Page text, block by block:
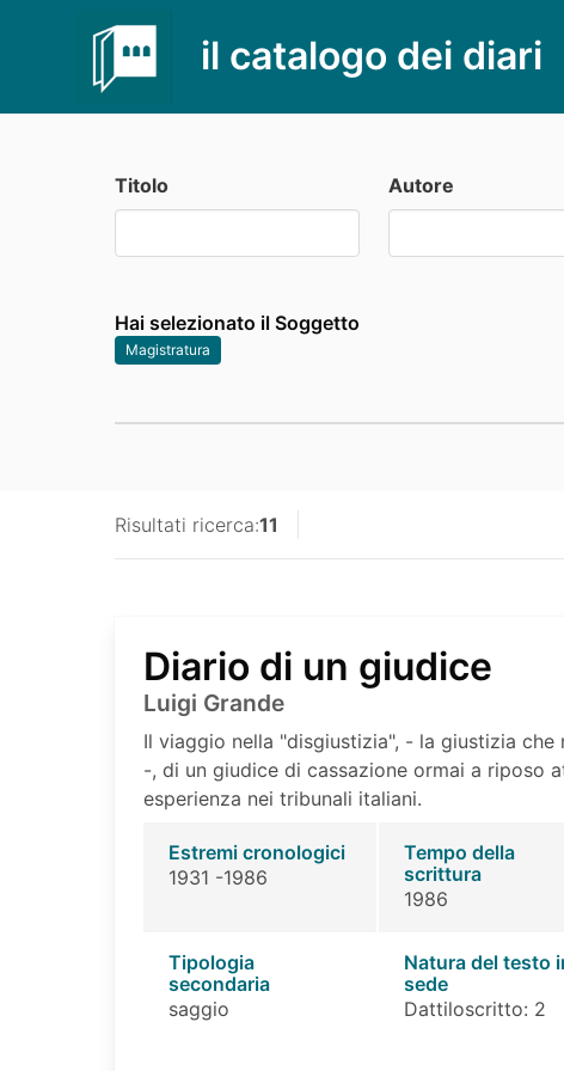
il catalogo dei diari
Titolo Autore
Hai selezionato il Soggetto
Magistratura
Risultati ricerca:11
Diario di un giudice
Luigi Grande
Il viaggio nella "disgiustizia", - la giustizia che
-, di un giudice di cassazione ormai a riposo
esperienza nei tribunali italiani.
Estremi cronologici
1931 -1986
Tempo della
scrittura
1986
Tipologia
secondaria
saggio
Natura del testo
sede
Dattiloscritto: 2